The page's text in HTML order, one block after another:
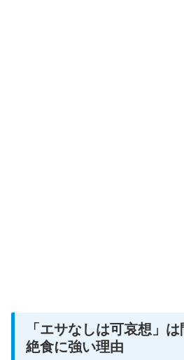
「エサなしは可哀想」
絶食に強い理由